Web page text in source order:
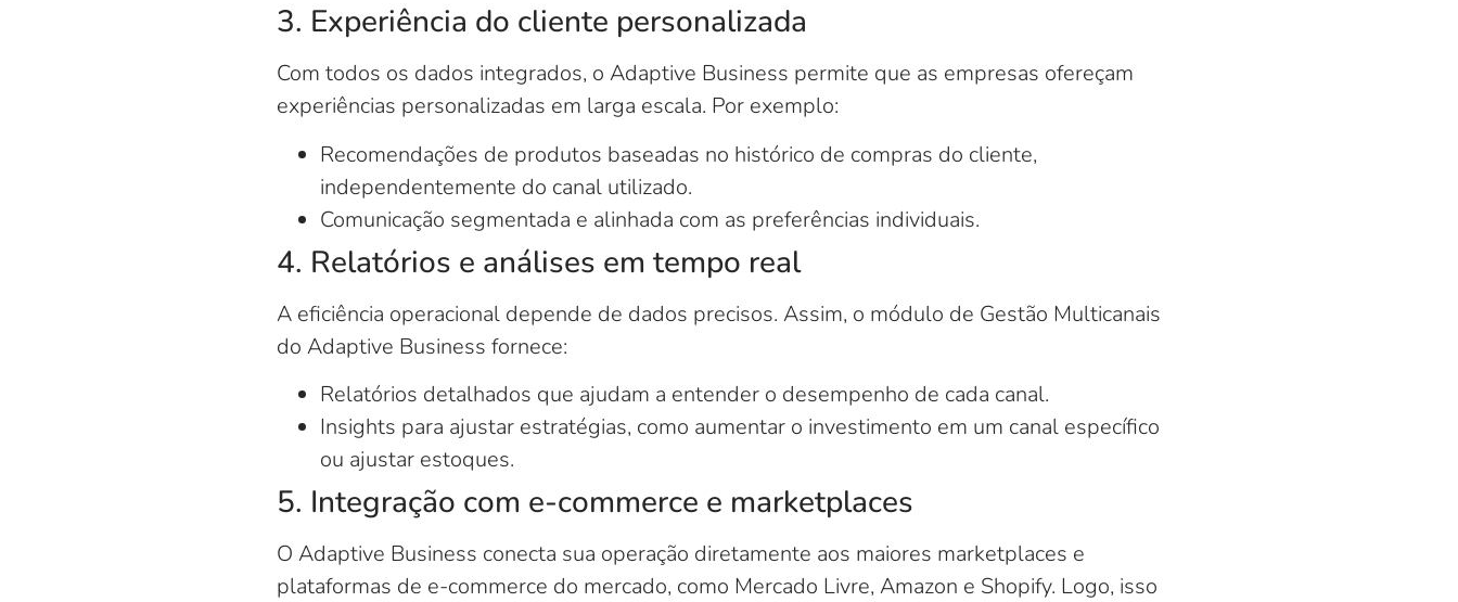
3. Experiência do cliente personalizada
Com todos os dados integrados, o Adaptive Business permite que as empresas ofereçam
experiências personalizadas em larga escala. Por exemplo:
Recomendações de produtos baseadas no histórico de compras do cliente,
independentemente do canal utilizado.
Comunicação segmentada e alinhada com as preferências individuais.
4. Relatórios e análises em tempo real
A eficiência operacional depende de dados precisos. Assim, o módulo de Gestão Multicanais
do Adaptive Business fornece:
Relatórios detalhados que ajudam a entender o desempenho de cada canal.
Insights para ajustar estratégias, como aumentar o investimento em um canal específico
ou ajustar estoques.
5. Integração com e-commerce e marketplaces
O Adaptive Business conecta sua operação diretamente aos maiores marketplaces e
plataformas de e-commerce do mercado, como Mercado Livre, Amazon e Shopify. Logo, isso